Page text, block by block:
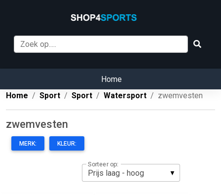
Home
Home
Sport Sport Watersport zwemvesten
zwemvesten
MERK: KLEUR:
Sorteer op: